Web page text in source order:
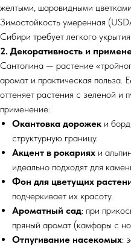
желтыми, шаровидными
Зимостойкость умеренная
Сибири требует легкого
2. Декоративность и
Сантолина — растение
аромат и практическая польза.
оттеняет растения с зеленой и
применение:
Окантовка дорожек и
структурную границу.
Акцент в рокариях и
идеально подходят для
Фон для цветущих
подчеркивает их красоту.
Ароматный сад: при
пряный аромат (камфоры с
Отпугивание насекомых: